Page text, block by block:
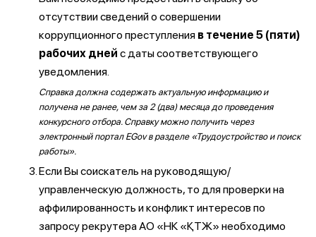
отсутствии сведений о совершении
коррупционного преступления в течение 5 (пяти)
рабочих дней с даты соответствующего
уведомления.
Справка должна содержать актуальную информацию и
получена не ранее, чем за 2 (два) месяца до проведения
конкурсного отбора. Справку можно получить через
электронный портал EGov в разделе «Трудоустройство и поиск
работы».
Если Вы соискатель на руководящую/
управленческую должность, то для проверки на
аффилированность и конфликт интересов по
запросу рекрутера АО «НК «ҚТЖ» необходимо